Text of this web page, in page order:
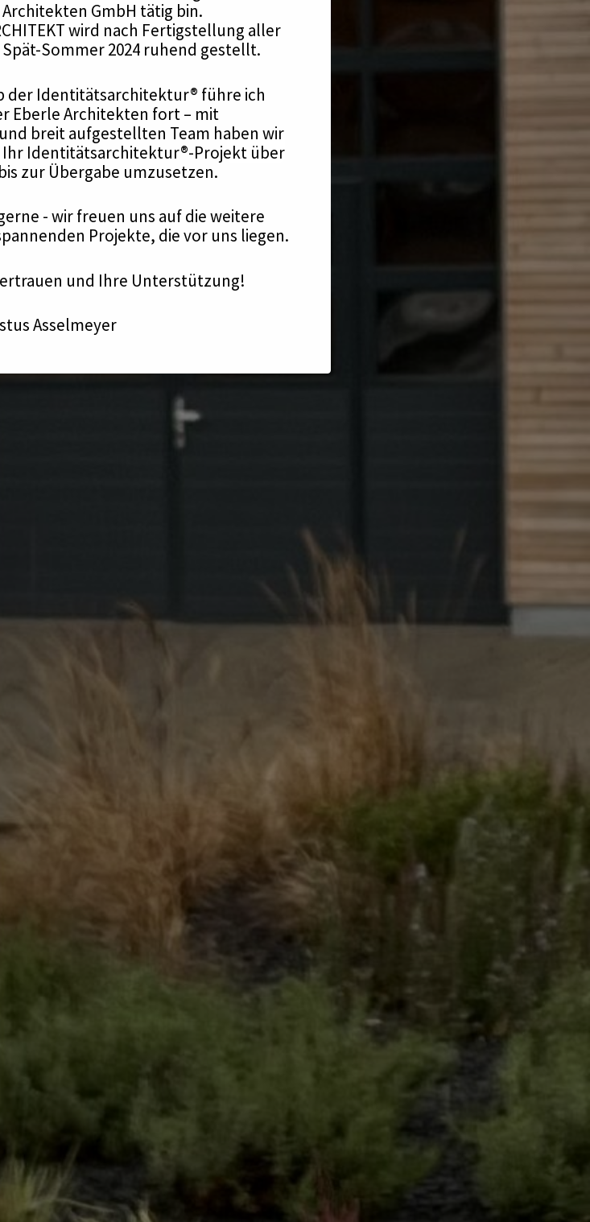
Architekten GmbH tätig bin.
wird nach Fertigstellung aller
Sommer 2024 ruhend gestellt.
der Identitätsarchitektur® führe ich
Eberle Architekten fort – mit
breit aufgestellten Team haben wir
Ihr Identitätsarchitektur®-Projekt über
zur Übergabe umzusetzen.
- wir freuen uns auf die weitere
Projekte, die vor uns liegen.
und Ihre Unterstützung!
Asselmeyer